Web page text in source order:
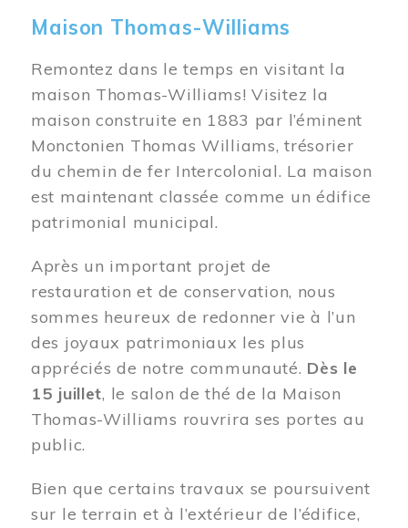
Maison Thomas-Williams
Remontez dans le temps en visitant la
maison Thomas-Williams! Visitez la
maison construite en 1883 par l’éminent
Monctonien Thomas Williams, trésorier
du chemin de fer Intercolonial. La maison
est maintenant classée comme un édifice
patrimonial municipal.
Après un important projet de
restauration et de conservation, nous
sommes heureux de redonner vie à l’un
des joyaux patrimoniaux les plus
appréciés de notre communauté. Dès le
15 juillet, le salon de thé de la Maison
Thomas-Williams rouvrira ses portes au
public.
Bien que certains travaux se poursuivent
sur le terrain et à l’extérieur de l’édifice,